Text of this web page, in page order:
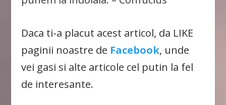
Daca ti-a placut acest articol, da LIKE
paginii noastre de Facebook, unde
vei gasi si alte articole cel putin la fel
de interesante.